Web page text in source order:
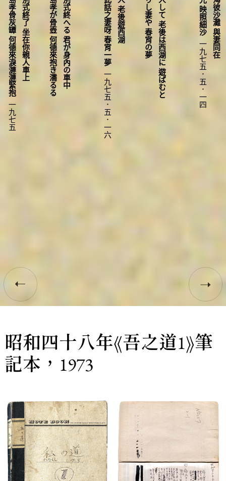
南海彼沙灘 與妻同在
月光 映照細沙
一九七五．五．一四
二人して 老後は西湖に 遊ばむと
語りし妻や 春宵の夢
兩人 老後遊西湖
說此話之妻呀 春宵一夢
一九七五．五．一六
告別式終へる 君が身內の車中
宮島孝が骨壺 何德來抱き濡るる
告別式終了 坐在你親人車上
宮島孝骨灰罈 何德來淚漣漣緊抱
一九七五
昭和四十八年《吾之道1》筆
記本，1973